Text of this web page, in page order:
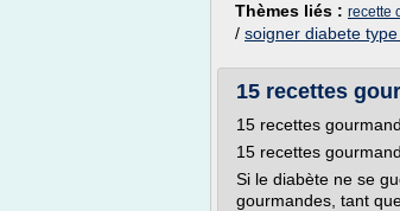
Thèmes liés : recette
/ soigner diabete type
15 recettes
15 recettes
15 recettes
Si le diabète ne se
gourmandes, tant